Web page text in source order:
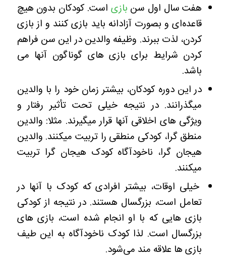
هفت سال اول سن بازی است. کودکان بدون هیچ
قاعده‌ای و بصورت آزادانه باید بازی کنند و از بازی
کردن، لذت ببرند. وظیفه والدین در این سن فراهم
کردن شرایط برای بازی های گوناگون آنها می
باشد.
در این دوره کودکان، بیشتر زمان خود را با والدین
میگذرانند. در نتیجه خیلی تحت تأثیر رفتار و
ویژگی های اخلاقی آنها قرار میگیرند. مثلا: والدین
منطق گرا، کودکی منطقی را تربیت میکنند. والدین
هیجان گرا، ناخودآگاه کودک هیجان گرا تربیت
میکنند.
خیلی اوقات، بیشتر افرادی که کودک با آنها در
تعامل است، بزرگسال هستند. در نتیجه از کودکی
بازی هایی که با او انجام شده است، بازی های
بزرگسال است. لذا کودک ناخودآگاه به این طیف
بازی ها علاقه مند می‌شود.